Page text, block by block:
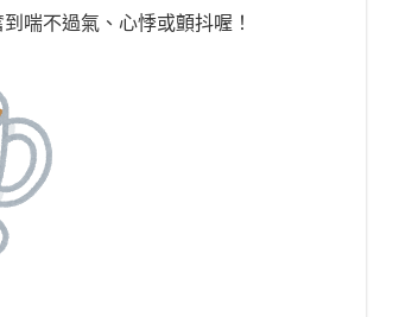
喘不過氣、心悸或顫抖喔！